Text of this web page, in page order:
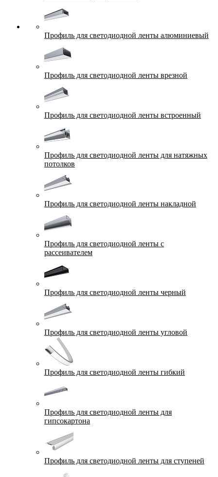
Профиль для светодиодной ленты алюминиевый
Профиль для светодиодной ленты врезной
Профиль для светодиодной ленты встроенный
Профиль для светодиодной ленты для натяжных
потолков
Профиль для светодиодной ленты накладной
Профиль для светодиодной ленты с
рассеивателем
Профиль для светодиодной ленты черный
Профиль для светодиодной ленты угловой
Профиль для светодиодной ленты гибкий
Профиль для светодиодной ленты для
гипсокартона
Профиль для светодиодной ленты для ступеней